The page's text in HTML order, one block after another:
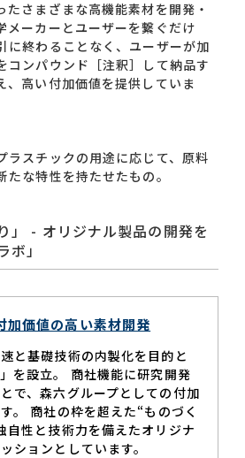
て何？
ーク
たさまざまな高機能素材を開発・
メーカーとユーザーを繋ぐだけ
に終わることなく、ユーザーが加
コンパウンド［注釈］して納品す
、高い付加価値を提供していま
ラスチックの用途に応じて、原料
な特性を持たせたもの。
」 - オリジナル製品の開発を
」
加価値の高い素材開発
と基礎技術の内製化を目的と
を設立。 商社機能に研究開発
で、森六グループとしての付加
。 商社の枠を超えた“ものづく
自性と技術力を備えたオリジナ
ションとしています。